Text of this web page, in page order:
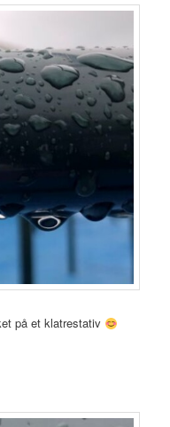
på et klatrestativ